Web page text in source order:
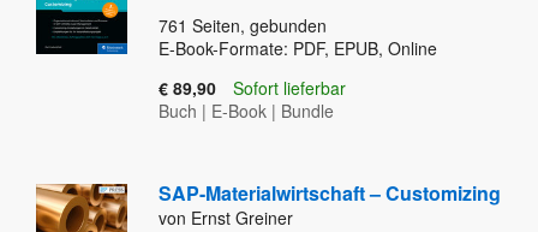
761 Seiten, gebunden
E-Book-Formate: PDF, EPUB, Online
€ 89,90
Sofort lieferbar
Buch | E-Book | Bundle
SAP-Materialwirtschaft – Customizing
von Ernst Greiner